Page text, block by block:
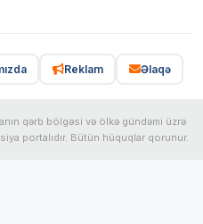
Reklam Əlaqə
qərb bölgəsi və ölkə gündəmi üzrə
portalıdır. Bütün hüquqlar qorunur.